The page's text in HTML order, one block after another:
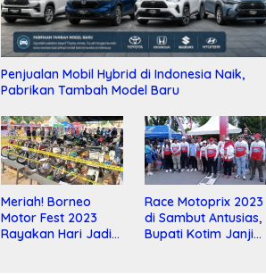
Penjualan Mobil Hybrid di Indonesia Naik,
Pabrikan Tambah Model Baru
Meriah! Borneo
Motor Fest 2023
Rayakan Hari Jadi
Race Motoprix 2023
di Sambut Antusias,
Bupati Kotim Janji